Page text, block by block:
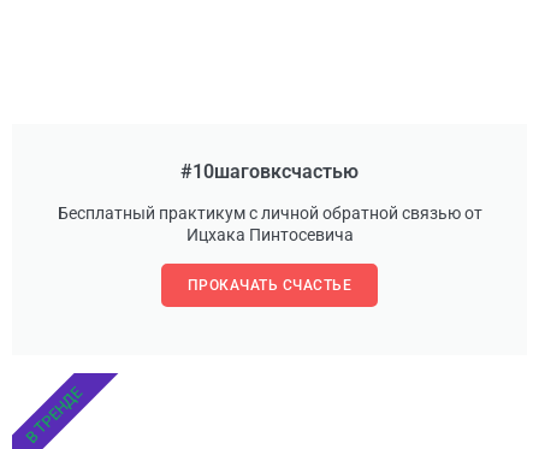
#10шаговксчастью
Бесплатный практикум с личной обратной связью от
Ицхака Пинтосевича
ПРОКАЧАТЬ СЧАСТЬЕ
В ТРЕНДЕ